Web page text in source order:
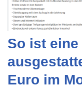
So ist eine
Euro im